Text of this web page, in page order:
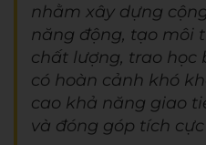
nhằm xây dựng
năng động, tạo môi
chất lượng, trao học
có hoàn cảnh khó
cao khả năng giao
và đóng góp tích